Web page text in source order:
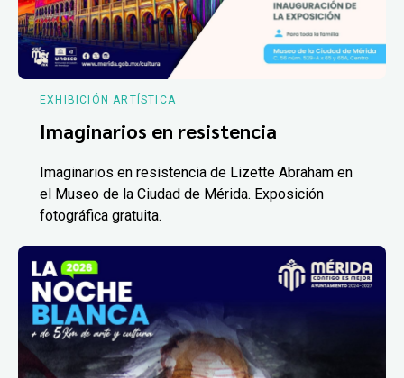
EXHIBICIÓN ARTÍSTICA
Imaginarios en resistencia
Imaginarios en resistencia de Lizette Abraham en
el Museo de la Ciudad de Mérida. Exposición
fotográfica gratuita.